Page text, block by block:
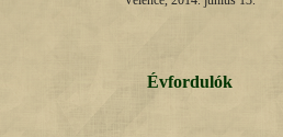
Évfordulók